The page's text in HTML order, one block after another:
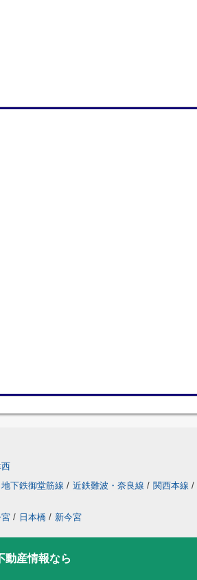
地下鉄御堂筋線 / 近鉄難波・奈良線 / 関西本線 /
/ 日本橋 / 新今宮
動産情報なら